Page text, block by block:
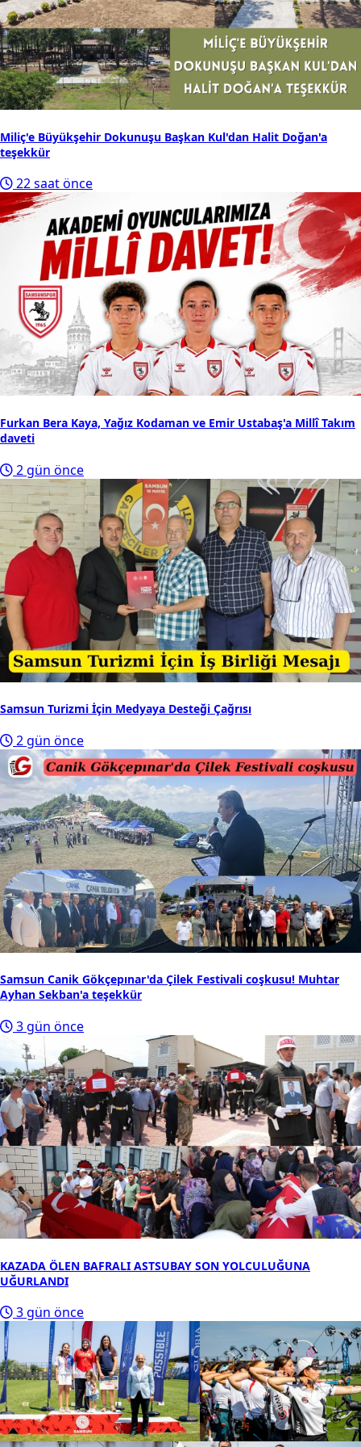
Miliç'e Büyükşehir Dokunuşu Başkan Kul'dan Halit Doğan'a
teşekkür
22 saat önce
Furkan Bera Kaya, Yağız Kodaman ve Emir Ustabaş'a Millî Takım
daveti
2 gün önce
Samsun Turizmi İçin Medyaya Desteği Çağrısı
2 gün önce
Samsun Canik Gökçepınar'da Çilek Festivali coşkusu! Muhtar
Ayhan Sekban'a teşekkür
3 gün önce
KAZADA ÖLEN BAFRALI ASTSUBAY SON YOLCULUĞUNA
UĞURLANDI
3 gün önce